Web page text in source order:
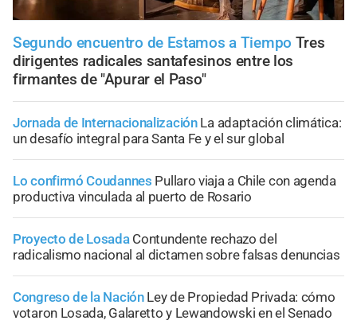
Segundo encuentro de Estamos a Tiempo Tres
dirigentes radicales santafesinos entre los
firmantes de "Apurar el Paso"
Jornada de Internacionalización La adaptación climática:
un desafío integral para Santa Fe y el sur global
Lo confirmó Coudannes Pullaro viaja a Chile con agenda
productiva vinculada al puerto de Rosario
Proyecto de Losada Contundente rechazo del
radicalismo nacional al dictamen sobre falsas denuncias
Congreso de la Nación Ley de Propiedad Privada: cómo
votaron Losada, Galaretto y Lewandowski en el Senado